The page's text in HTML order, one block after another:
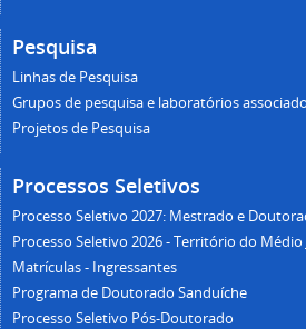
Pesquisa
Linhas de Pesquisa
Grupos de pesquisa e laboratórios
Projetos de Pesquisa
Processos Seletivos
Processo Seletivo 2027: Mestrado e
Processo Seletivo 2026 - Território do Médio
Matrículas - Ingressantes
Programa de Doutorado Sanduíche
Processo Seletivo Pós-Doutorado